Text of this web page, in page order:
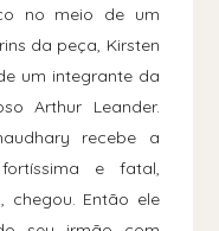
no meio de um
da peça, Kirsten
um integrante da
Arthur Leander.
recebe a
e fatal,
chegou. Então ele